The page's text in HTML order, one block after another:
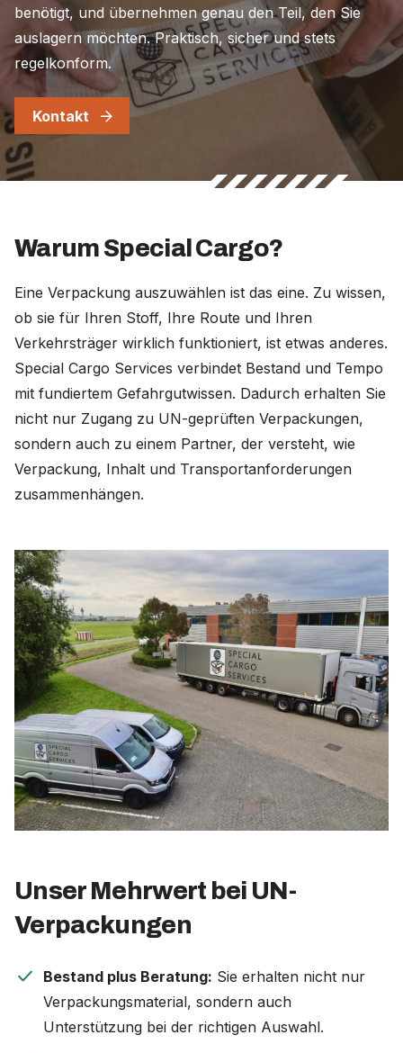
benötigt, und übernehmen genau den Teil, den Sie
auslagern möchten. Praktisch, sicher und stets
regelkonform.
Kontakt
Warum Special Cargo?
Eine Verpackung auszuwählen ist das eine. Zu wissen,
ob sie für Ihren Stoff, Ihre Route und Ihren
Verkehrsträger wirklich funktioniert, ist etwas anderes.
Special Cargo Services verbindet Bestand und Tempo
mit fundiertem Gefahrgutwissen. Dadurch erhalten Sie
nicht nur Zugang zu UN-geprüften Verpackungen,
sondern auch zu einem Partner, der versteht, wie
Verpackung, Inhalt und Transportanforderungen
zusammenhängen.
Unser Mehrwert bei UN-
Verpackungen
check Bestand plus Beratung: Sie erhalten nicht nur
Verpackungsmaterial, sondern auch
Unterstützung bei der richtigen Auswahl.